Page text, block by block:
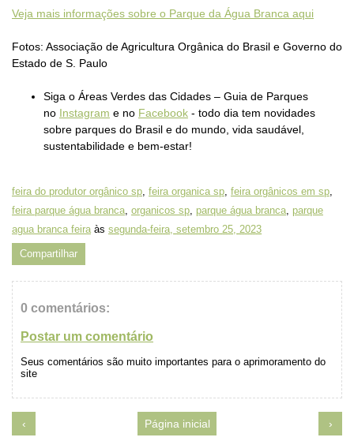
Veja mais informações sobre o Parque da Água Branca aqui
Fotos: Associação de Agricultura Orgânica do Brasil e Governo do
Estado de S. Paulo
Siga o Áreas Verdes das Cidades – Guia de Parques
no Instagram e no Facebook - todo dia tem novidades
sobre parques do Brasil e do mundo, vida saudável,
sustentabilidade e bem-estar!
feira do produtor orgânico sp feira organica sp feira orgânicos em sp
feira parque água branca organicos sp parque água branca parque
agua branca feira às segunda-feira, setembro 25, 2023
Compartilhar
0 comentários:
Postar um comentário
Seus comentários são muito importantes para o aprimoramento do
site
‹ ›
Página inicial